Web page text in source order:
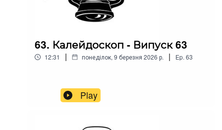
63. Калейдоскоп - Випуск 63
12:31 | понеділок, 9 березня 2026 р. | Ep. 63
Play